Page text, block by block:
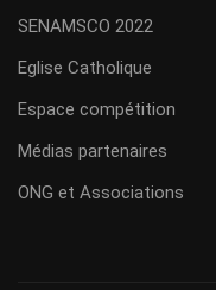
SENAMSCO 2022
Eglise Catholique
Espace compétition
Médias partenaires
ONG et Associations